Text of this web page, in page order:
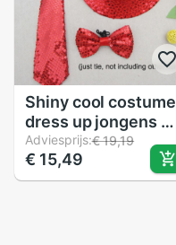
Shiny cool costume
dress up jongens en
meisjes glanzende
pailletten pre-
geïnstalleerd tie
Adviesprijs:€ 19,19
€ 15,49